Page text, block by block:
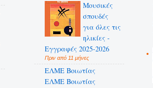
Mουσικές
σπουδές
για όλες τις
ηλικίες -
Εγγραφές 2025-2026
Πριν από 11 μήνες
ΕΛΜΕ Βοιωτίας
ΕΛΜΕ Βοιωτίας